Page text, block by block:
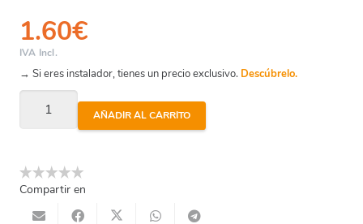
1.60€
IVA Incl.
→ Si eres instalador, tienes un precio exclusivo. Descúbrelo.
Codo
Cobre
18
Mm
45º
AÑADIR AL CARRITO
Compartir en